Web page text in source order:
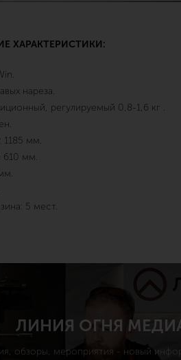
ХАРАКТЕРИСТИКИ:
нареза.
регулируемый 0,8-1,6 кг .
1185 мм.
610 мм.
5 мест.
ЛИНИЯ ОГНЯ
обзоры, мероприятия - новый